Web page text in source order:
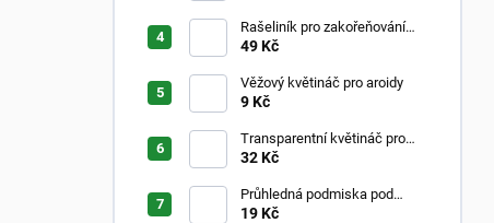
Rašeliník pro zakořeňování
řízků
49 Kč
Věžový květináč pro aroidy
9 Kč
Transparentní květináč pro
aroidy
32 Kč
Průhledná podmiska pod
květináč
19 Kč